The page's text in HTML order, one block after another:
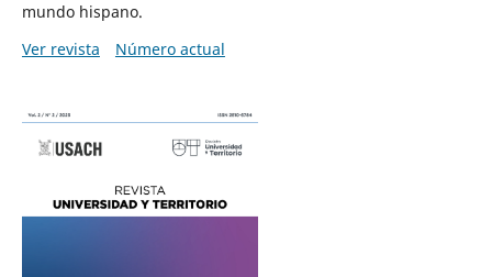
mundo hispano.
Ver revista
Número actual